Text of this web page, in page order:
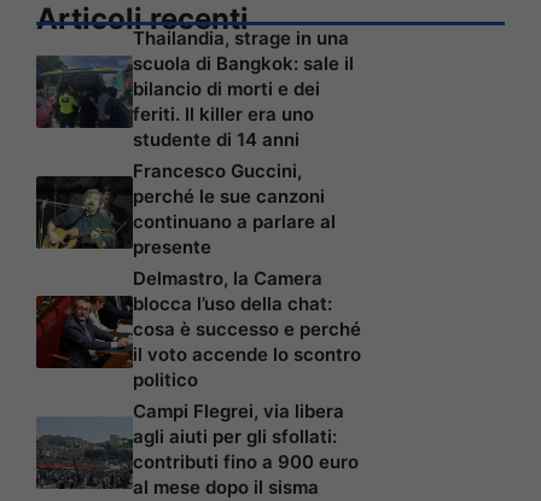
Articoli recenti
Thailandia, strage in una
scuola di Bangkok: sale il
bilancio di morti e dei
feriti. Il killer era uno
studente di 14 anni
Francesco Guccini,
perché le sue canzoni
continuano a parlare al
presente
Delmastro, la Camera
blocca l’uso della chat:
cosa è successo e perché
il voto accende lo scontro
politico
Campi Flegrei, via libera
agli aiuti per gli sfollati:
contributi fino a 900 euro
al mese dopo il sisma